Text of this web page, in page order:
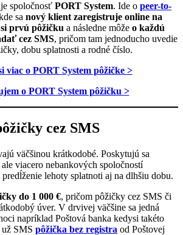
spoločnosť PORT System. Ide o peer-to-
sa nový klient zaregistruje online na
prvú pôžičku a následne môže o každú
cez SMS, pričom tam jednoducho uvedie
dobu splatnosti a rodné číslo.
viac o PORT System pôžičke >
o PORT System pôžičku >
cez SMS
väčšinou krátkodobé. Poskytujú sa
viacero nebankových spoločností
lehoty splatnoti aj na dlhšiu dobu.
do 1 000 €, pričom pôžičky cez SMS či
úver. V drvivej väčšine sa jedná
napríklad Poštová banka kedysi takéto
SMS pôžička bez registra od Poštovej